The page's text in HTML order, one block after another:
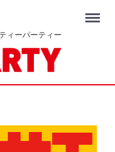
ィーパーティー
Menu